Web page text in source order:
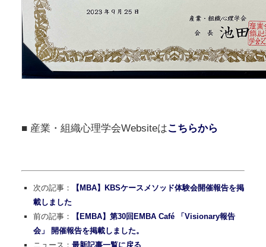
■ 産業・組織心理学会Websiteはこちらから
次の記事：
【MBA】KBSケースメソッド体験会開催報告を掲
載しました
前の記事：
【EMBA】第30回EMBA Café 「Visionary報告
会」 開催報告を掲載しました。
ニュース： 最新記事一覧に戻る